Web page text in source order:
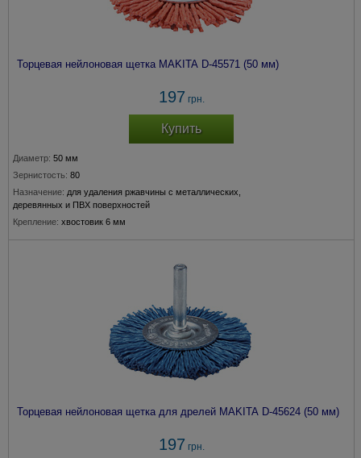
Торцевая нейлоновая щетка MAKITA D-45571 (50 мм)
197 грн.
Купить
Диаметр: 50 мм
Зернистость: 80
Назначение: для удаления ржавчины с металлических,
деревянных и ПВХ поверхностей
Крепление: хвостовик 6 мм
Торцевая нейлоновая щетка для дрелей MAKITA D-45624 (50 мм)
197 грн.